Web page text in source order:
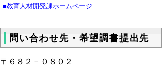
■教育人材開発課ホームページ
問い合わせ先・希望調書提出先
〒６８２－０８０２